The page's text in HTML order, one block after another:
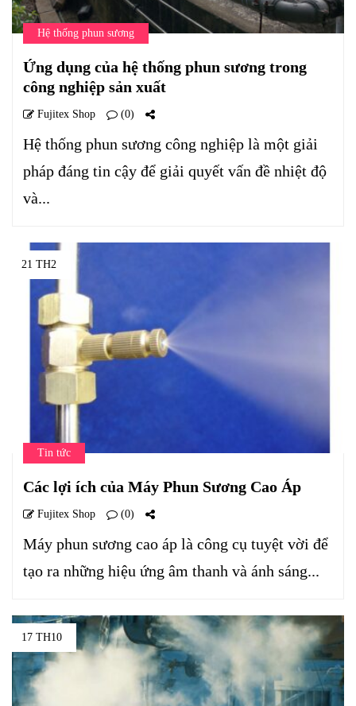
Hệ thống phun sương
Ứng dụng của hệ thống phun sương trong
công nghiệp sản xuất
Fujitex Shop (0)
Hệ thống phun sương công nghiệp là một giải
pháp đáng tin cậy để giải quyết vấn đề nhiệt độ
và...
21 TH2
Tin tức
Các lợi ích của Máy Phun Sương Cao Áp
Fujitex Shop (0)
Máy phun sương cao áp là công cụ tuyệt vời để
tạo ra những hiệu ứng âm thanh và ánh sáng...
17 TH10